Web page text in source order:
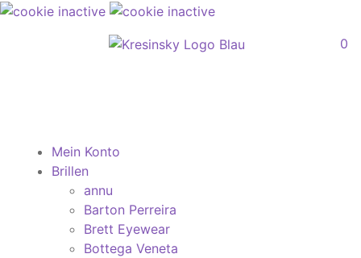
0
Mein Konto
Brillen
annu
Barton Perreira
Brett Eyewear
Bottega Veneta